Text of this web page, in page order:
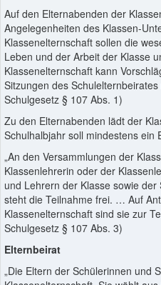
Auf den Elternabenden der
Angelegenheiten des Klassen-
Klassenelternschaft sollen die
Leben und der Arbeit der Klasse
Klassenelternschaft kann
Sitzungen des
Schulgesetz § 107 Abs. 1)
Zu den Elternabenden lädt der
Schulhalbjahr soll mindestens ein
„An den Versammlungen der
Klassenlehrerin oder der
und Lehrern der Klasse sowie
steht die Teilnahme frei. … Auf
Klassenelternschaft sind sie zur
Schulgesetz § 107 Abs. 3)
Elternbeirat
„Die Eltern der Schülerinnen und